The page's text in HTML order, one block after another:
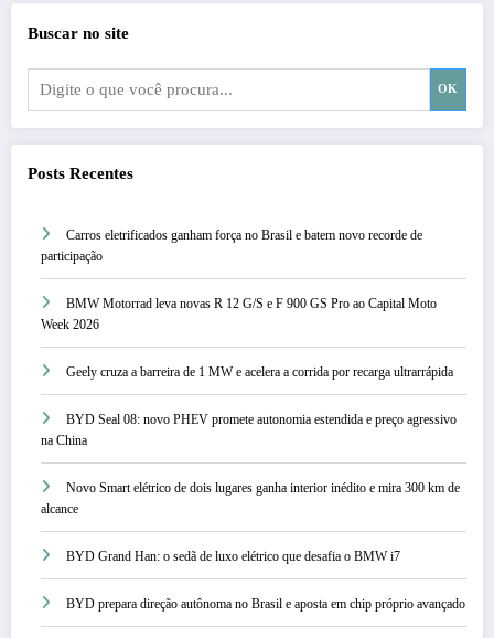
Buscar no site
OK
Posts Recentes
Carros eletrificados ganham força no Brasil e batem novo recorde de
participação
BMW Motorrad leva novas R 12 G/S e F 900 GS Pro ao Capital Moto
Week 2026
Geely cruza a barreira de 1 MW e acelera a corrida por recarga ultrarrápida
BYD Seal 08: novo PHEV promete autonomia estendida e preço agressivo
na China
Novo Smart elétrico de dois lugares ganha interior inédito e mira 300 km de
alcance
BYD Grand Han: o sedã de luxo elétrico que desafia o BMW i7
BYD prepara direção autônoma no Brasil e aposta em chip próprio avançado